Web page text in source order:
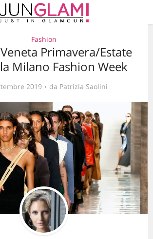
Fashion
Primavera/Estate
Milano Fashion Week
2019 da Patrizia Saolini